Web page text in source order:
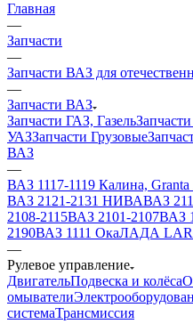
Главная
—
Запчасти
—
Запчасти ВАЗ для
—
Запчасти ВАЗ
Запчасти ГАЗ, Газель
УАЗЗапчасти Грузовые
ВАЗ
—
ВАЗ 1117-1119 Калина, Granta
ВАЗ 2121-2131 НИВАВАЗ
2108-2115ВАЗ 2101-2107ВАЗ
2190ВАЗ 1111 ОкаЛАДА
—
Рулевое управление
ДвигательПодвеска и колёса
омыватели
системаТрансмиссия